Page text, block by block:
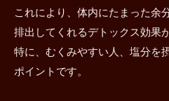
これにより、体内にたまった余
排出してくれるデトックス効果
特に、むくみやすい人、塩分を
ポイントです。